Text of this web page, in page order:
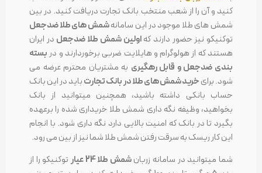
کنید و آن را از شعب منتخب بانک تجارت دریافت کنید. در بین
شمش های طلا موجود در این سامانهشمش های طلا ضدجعل
توکنیکو نیز حضور دارند کهاولین شمش طلا ضدجعل در ایران
هستند که از هولوگرام و هایلایت ضربی برخوردارند و در بسته
بندی ضدجعل و قابل رهگیری به مشتریان محترم عرضه می
شود. برایخرید شمش های طلا در بانک تجارتباید در این بانک
حساب بانکی داشته باشید، همچنین میتوانید از بانک
بخواهید، وظیفه نگه داری شمش طلا خریداری شده را برعهده
بگیرد تا در بانک که امنیت بالایی دارد نگه داری شود. با انجام
این کار ریسک به سرقت رفتن شمش طلا شما نیز از بین می رود.
شما میتوانید در سامانه زربانشمش طلا 24 عیار
توکنیکو را از